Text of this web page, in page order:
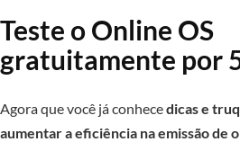
Teste o Online OS
gratuitamente por
Agora que você já conhecedicas e
aumentar a eficiência na emissão de